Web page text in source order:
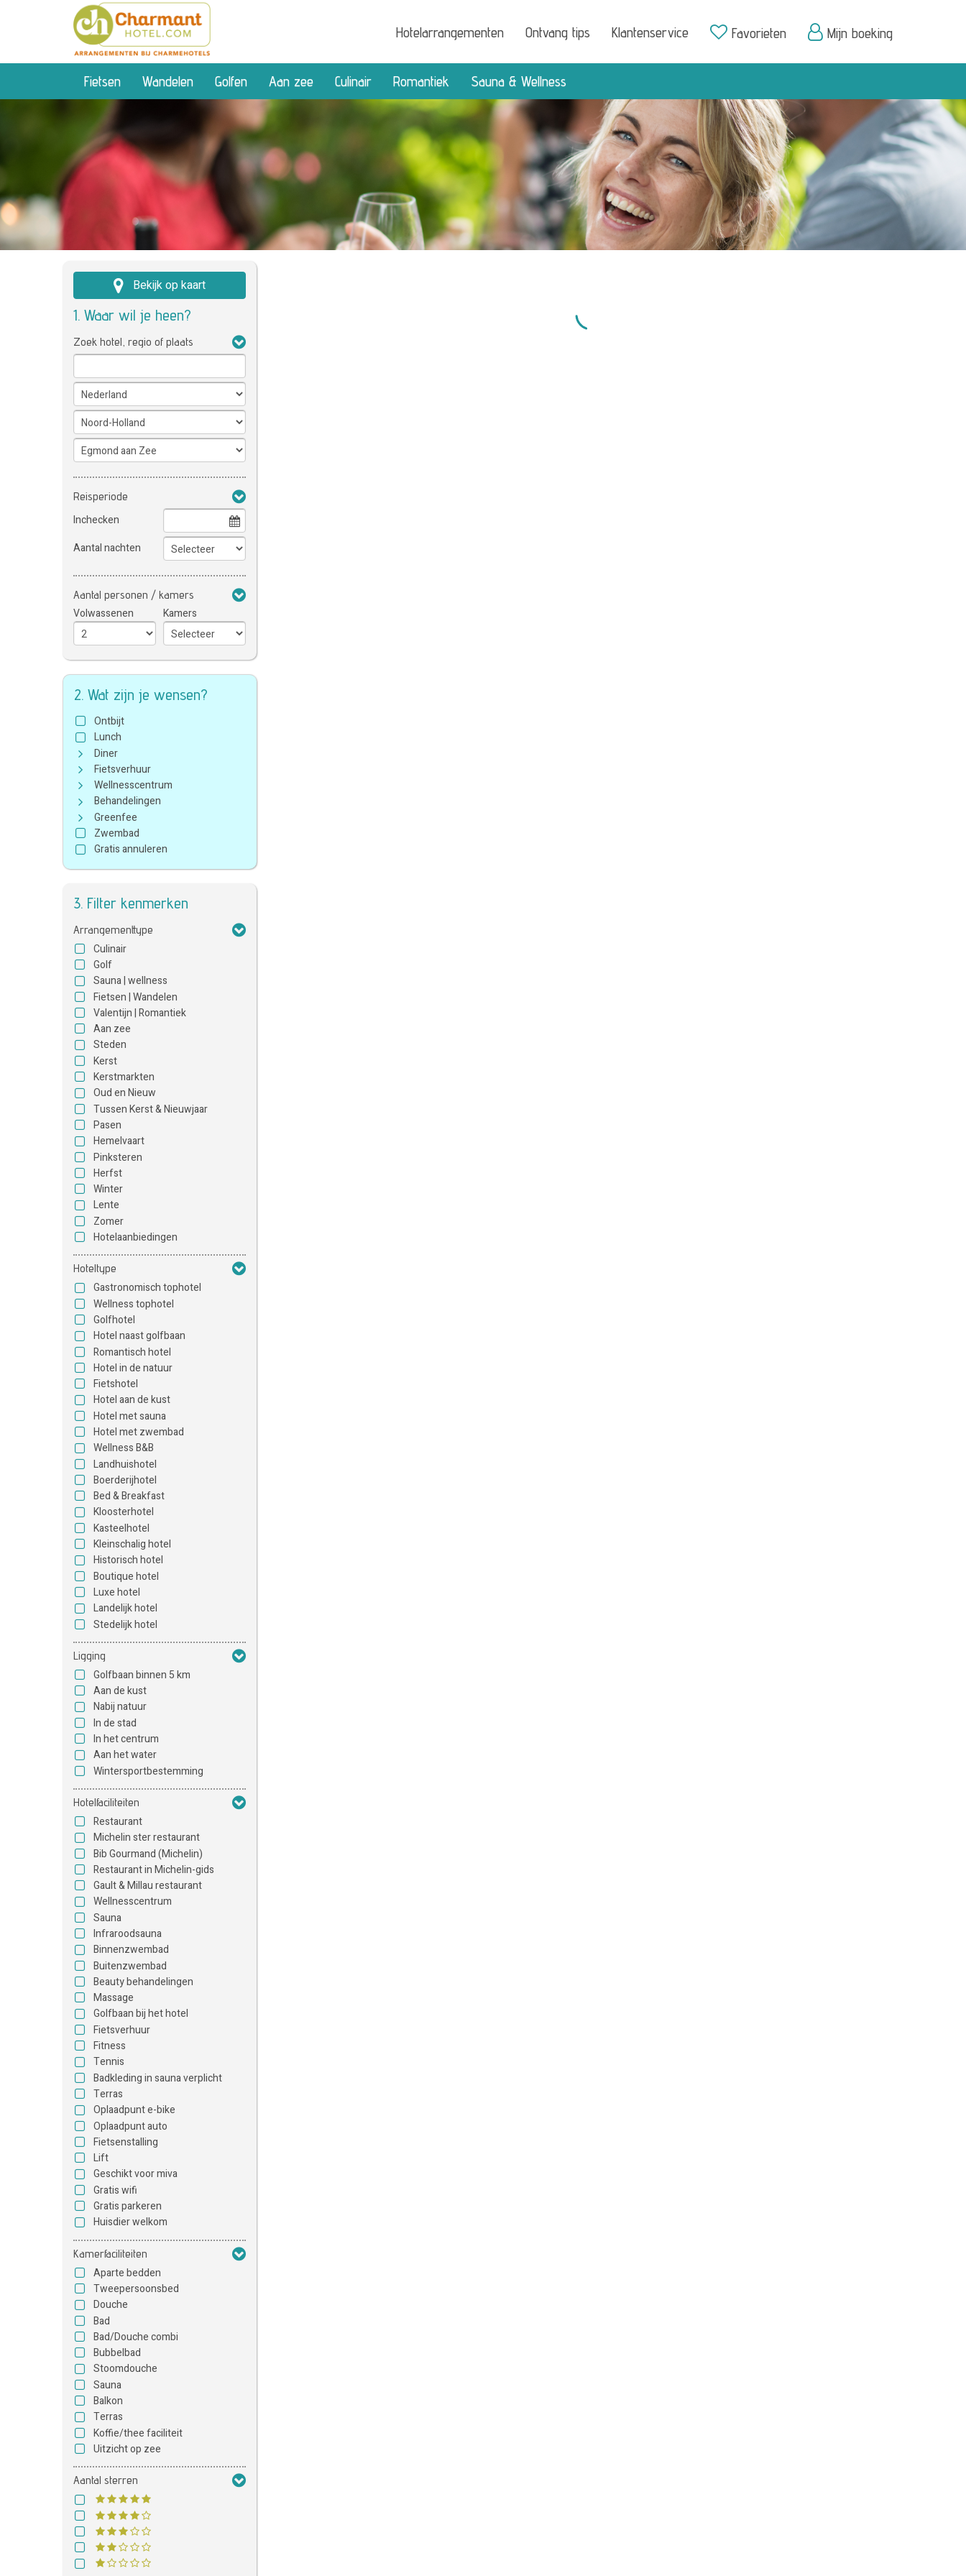
Hotelarrangementen Ontvang tips Klantenservice Favorieten Mijn boeking
Fietsen Wandelen Golfen Aan zee Culinair Romantiek Sauna & Wellness
Bekijk op kaart
1. Waar wil je heen?
Zoek hotel, regio of plaats
Reisperiode
Inchecken
Aantal nachten
Aantal personen / kamers
Volwassenen Kamers
2. Wat zijn je wensen?
Ontbijt
Lunch
Diner
Fietsverhuur
Wellnesscentrum
Behandelingen
Greenfee
Zwembad
Gratis annuleren
3. Filter kenmerken
Arrangementtype
Culinair
Golf
Sauna | wellness
Fietsen | Wandelen
Valentijn | Romantiek
Aan zee
Steden
Kerst
Kerstmarkten
Oud en Nieuw
Tussen Kerst & Nieuwjaar
Pasen
Hemelvaart
Pinksteren
Herfst
Winter
Lente
Zomer
Hotelaanbiedingen
Hoteltype
Gastronomisch tophotel
Wellness tophotel
Golfhotel
Hotel naast golfbaan
Romantisch hotel
Hotel in de natuur
Fietshotel
Hotel aan de kust
Hotel met sauna
Hotel met zwembad
Wellness B&B
Landhuishotel
Boerderijhotel
Bed & Breakfast
Kloosterhotel
Kasteelhotel
Kleinschalig hotel
Historisch hotel
Boutique hotel
Luxe hotel
Landelijk hotel
Stedelijk hotel
Ligging
Golfbaan binnen 5 km
Aan de kust
Nabij natuur
In de stad
In het centrum
Aan het water
Wintersportbestemming
Hotelfaciliteiten
Restaurant
Michelin ster restaurant
Bib Gourmand (Michelin)
Restaurant in Michelin-gids
Gault & Millau restaurant
Wellnesscentrum
Sauna
Infraroodsauna
Binnenzwembad
Buitenzwembad
Beauty behandelingen
Massage
Golfbaan bij het hotel
Fietsverhuur
Fitness
Tennis
Badkleding in sauna verplicht
Terras
Oplaadpunt e-bike
Oplaadpunt auto
Fietsenstalling
Lift
Geschikt voor miva
Gratis wifi
Gratis parkeren
Huisdier welkom
Kamerfaciliteiten
Aparte bedden
Tweepersoonsbed
Douche
Bad
Bad/Douche combi
Bubbelbad
Stoomdouche
Sauna
Balkon
Terras
Koffie/thee faciliteit
Uitzicht op zee
Aantal sterren